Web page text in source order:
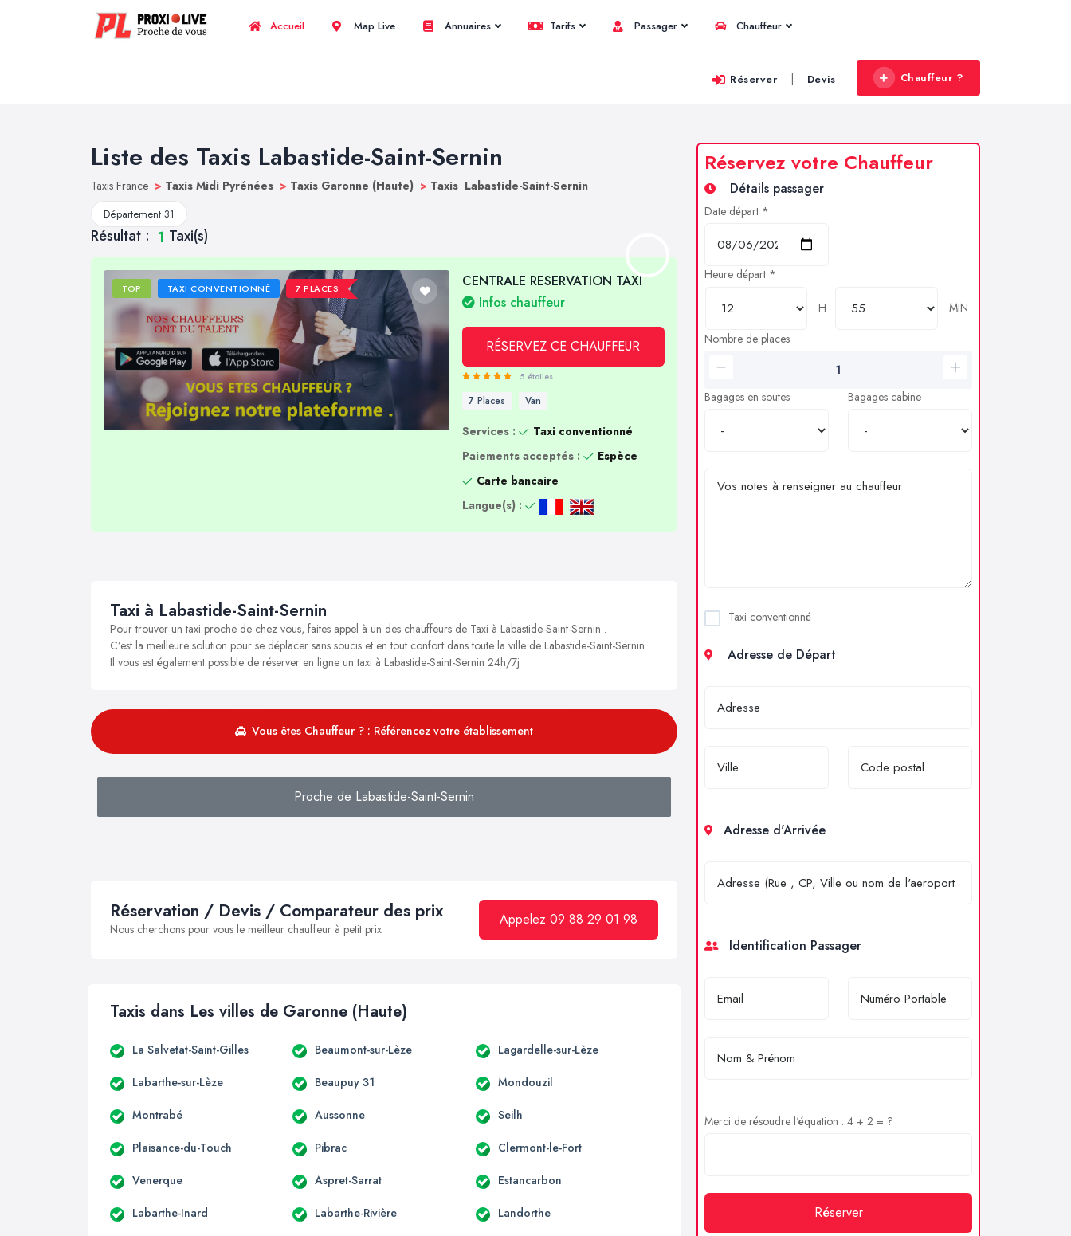
Accueil Map Live Annuaires Tarifs Passager Chauffeur
Réserver | Devis Chauffeur ?
Liste des Taxis Labastide-Saint-Sernin
Taxis France > Taxis Midi Pyrénées > Taxis Garonne (Haute) > Taxis Labastide-Saint-Sernin
Département 31
Résultat : 1 Taxi(s)
TOP TAXI CONVENTIONNÉ 7 PLACES
CENTRALE RESERVATION TAXI
Infos chauffeur
RÉSERVEZ CE CHAUFFEUR
5 étoiles
7 Places Van
Services :
Taxi conventionné
Paiements acceptés :
Espèce
Carte bancaire
Langue(s) :
Taxi à Labastide-Saint-Sernin
Pour trouver un taxi proche de chez vous, faites appel à un des chauffeurs de Taxi à Labastide-Saint-Sernin .
C’est la meilleure solution pour se déplacer sans soucis et en tout confort dans toute la ville de Labastide-Saint-Sernin.
Il vous est également possible de réserver en ligne un taxi à Labastide-Saint-Sernin 24h/7j .
Vous êtes Chauffeur ? : Référencez votre établissement
Proche de Labastide-Saint-Sernin
Réservation / Devis / Comparateur des prix
Nous cherchons pour vous le meilleur chauffeur à petit prix
Appelez 09 88 29 01 98
Taxis dans Les villes de Garonne (Haute)
La Salvetat-Saint-Gilles Beaumont-sur-Lèze Lagardelle-sur-Lèze
Labarthe-sur-Lèze Beaupuy 31 Mondouzil
Montrabé Aussonne Seilh
Plaisance-du-Touch Pibrac Clermont-le-Fort
Venerque Aspret-Sarrat Estancarbon
Labarthe-Inard Labarthe-Rivière Landorthe
Réservez votre Chauffeur
Détails passager
Date départ *
Heure départ *
H
MIN
Nombre de places
Bagages en soutes Bagages cabine
Taxi conventionné
Adresse de Départ
Adresse d'Arrivée
Identification Passager
Merci de résoudre l'équation : 4 + 2 = ?
Réserver